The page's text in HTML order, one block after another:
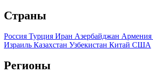
Страны
Россия Турция Иран Азербайджан Армения
Израиль Казахстан Узбекистан Китай США
Регионы